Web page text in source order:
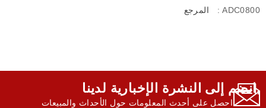
المرجع : ADC0800
انضم إلى النشرة الإخبارية لدينا,
احصل على أحدث المعلومات حول الأحداث والمبيعات